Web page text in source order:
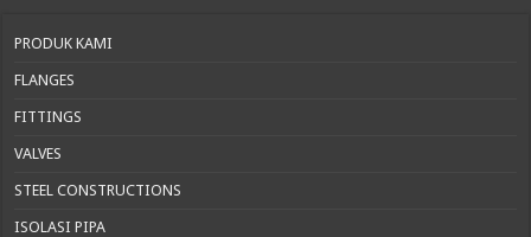
PRODUK KAMI
FLANGES
FITTINGS
VALVES
STEEL CONSTRUCTIONS
ISOLASI PIPA